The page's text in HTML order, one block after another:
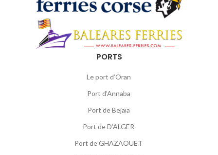
PORTS
Le port d’Oran
Port d’Annaba
Port de Bejaïa
Port de D’ALGER
Port de GHAZAOUET